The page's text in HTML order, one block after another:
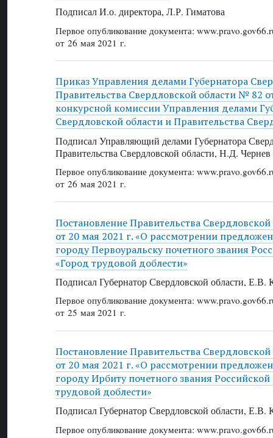
Подписал И.о. директора, Л.Р. Гиматова
Первое опубликование документа:
от 26 мая 2021 г.
Приказ Управления делами Губернатора
Правительства Свердловской области № 82
конкурсной комиссии Управления делами
Свердловской области и Правительства
Подписал Управляющий делами Губернатора
Правительства Свердловской области, Н.Д. Чернев
Первое опубликование документа:
от 26 мая 2021 г.
Постановление Правительства
от 20 мая 2021 г. «О рассмотрении
городу Первоуральску почетного звания
«Город трудовой доблести»
Подписал Губернатор Свердловской области, Е.В.
Первое опубликование документа:
от 25 мая 2021 г.
Постановление Правительства
от 20 мая 2021 г. «О рассмотрении
городу Ирбиту почетного звания
трудовой доблести»
Подписал Губернатор Свердловской области, Е.В.
Первое опубликование документа: